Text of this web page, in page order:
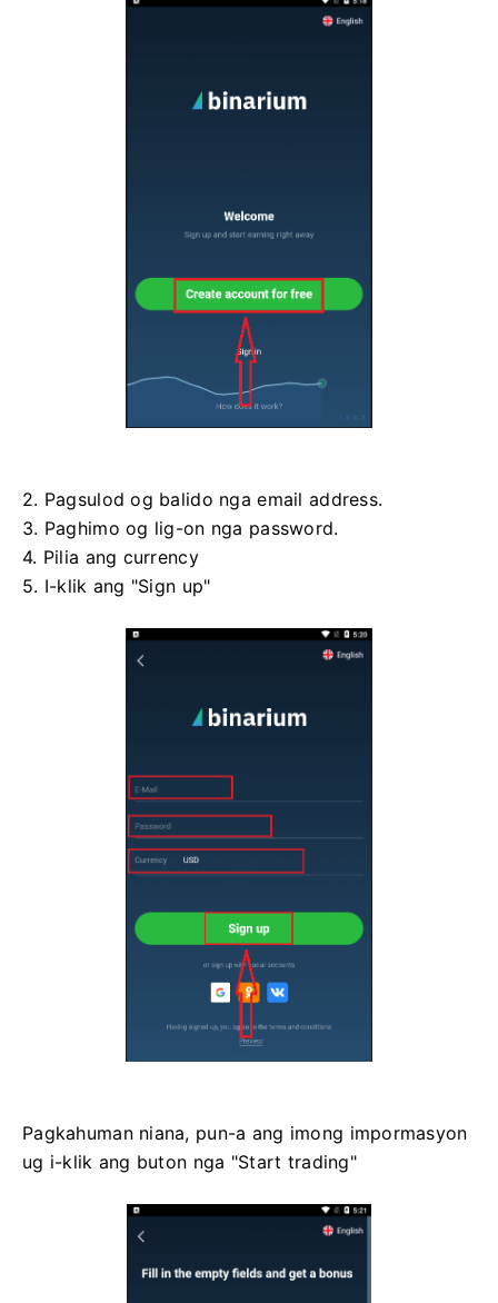
2. Pagsulod og balido nga email address.
3. Paghimo og lig-on nga password.
4. Pilia ang currency
5. I-klik ang "Sign up"
Pagkahuman niana, pun-a ang imong impormasyon
ug i-klik ang buton nga "Start trading"